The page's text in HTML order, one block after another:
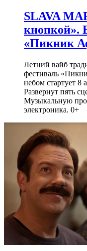
SLAVA
кнопкой».
«Пикник
Летний вайб
фестиваль
небом стартует 8
Развернут пять
Музыкальную
электроника. 0+